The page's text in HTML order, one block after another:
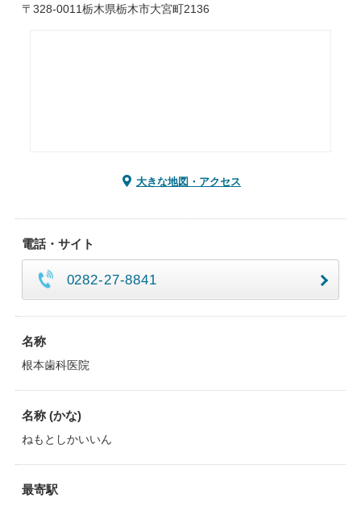
〒328-0011栃木県栃木市大宮町2136
大きな地図・アクセス
電話・サイト
0282-27-8841
名称
根本歯科医院
名称 (かな)
ねもとしかいいん
最寄駅